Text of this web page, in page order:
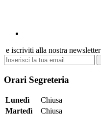
e iscriviti alla nostra newsletter
Orari Segreteria
Lunedì
Chiusa
Martedì
Chiusa